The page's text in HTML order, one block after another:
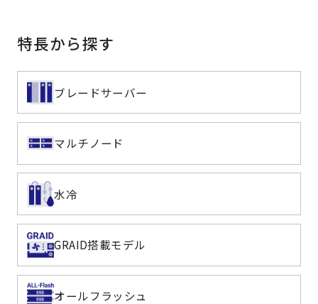
特長から探す
ブレードサーバー
マルチノード
水冷
GRAID搭載モデル
オールフラッシュ